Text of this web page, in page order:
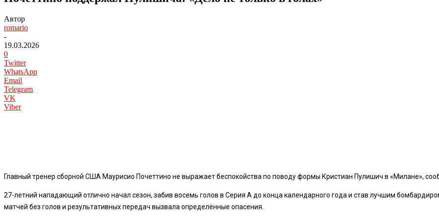
Автор
romario
-
19.03.2026
0
Twitter
WhatsApp
Email
Telegram
VK
Viber
Главный тренер сборной США Маурисио Почеттино не выражает беспокойства по поводу формы Кристиан Пулишич в «Милане»,
27-летний нападающий отлично начал сезон, забив восемь голов в Серия А до конца календарного года и став лучшим
матчей без голов и результативных передач вызвала определённые опасения.